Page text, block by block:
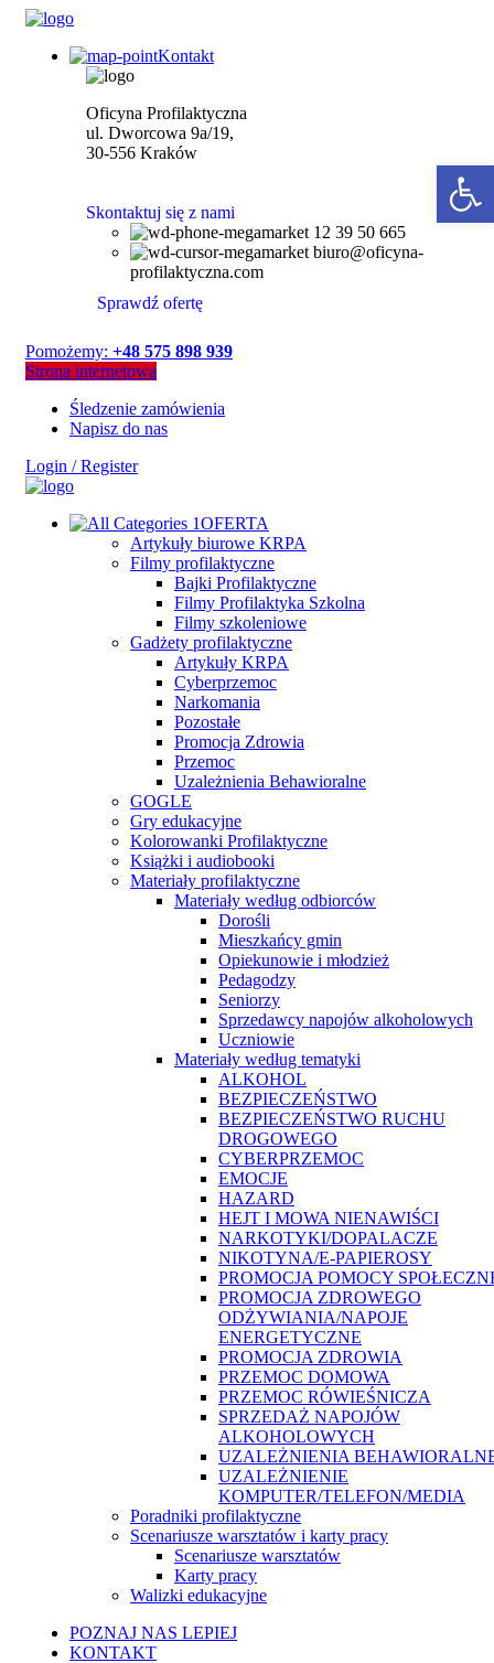
Kontakt
Oficyna Profilaktyczna
ul. Dworcowa 9a/19,
30-556 Kraków
Skontaktuj się z nami
12 39 50 665
biuro@oficyna-
profilaktyczna.com
Sprawdź ofertę
Pomożemy: +48 575 898 939
Strona internetowa
Śledzenie zamówienia
Napisz do nas
Login / Register
OFERTA
Artykuły biurowe KRPA
Filmy profilaktyczne
Bajki Profilaktyczne
Filmy Profilaktyka Szkolna
Filmy szkoleniowe
Gadżety profilaktyczne
Artykuły KRPA
Cyberprzemoc
Narkomania
Pozostałe
Promocja Zdrowia
Przemoc
Uzależnienia Behawioralne
GOGLE
Gry edukacyjne
Kolorowanki Profilaktyczne
Książki i audiobooki
Materiały profilaktyczne
Materiały według odbiorców
Dorośli
Mieszkańcy gmin
Opiekunowie i młodzież
Pedagodzy
Seniorzy
Sprzedawcy napojów alkoholowych
Uczniowie
Materiały według tematyki
ALKOHOL
BEZPIECZEŃSTWO
BEZPIECZEŃSTWO RUCHU
DROGOWEGO
CYBERPRZEMOC
EMOCJE
HAZARD
HEJT I MOWA NIENAWIŚCI
NARKOTYKI/DOPALACZE
NIKOTYNA/E-PAPIEROSY
PROMOCJA POMOCY
PROMOCJA ZDROWEGO
ODŻYWIANIA/NAPOJE
ENERGETYCZNE
PROMOCJA ZDROWIA
PRZEMOC DOMOWA
PRZEMOC RÓWIEŚNICZA
SPRZEDAŻ NAPOJÓW
ALKOHOLOWYCH
UZALEŻNIENIA
UZALEŻNIENIE
KOMPUTER/TELEFON/MEDIA
Poradniki profilaktyczne
Scenariusze warsztatów i karty pracy
Scenariusze warsztatów
Karty pracy
Walizki edukacyjne
POZNAJ NAS LEPIEJ
KONTAKT